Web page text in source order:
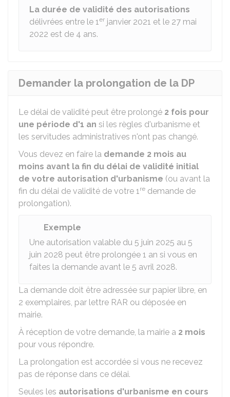
La durée de validité des autorisations
délivrées entre le 1er janvier 2021 et le 27 mai
2022 est de 4 ans.
Demander la prolongation de la DP
Le délai de validité peut être prolongé 2 fois pour
une période d'1 an si les règles d'urbanisme et
les servitudes administratives n'ont pas changé.
Vous devez en faire la demande 2 mois au
moins avant la fin du délai de validité initial
de votre autorisation d'urbanisme (ou avant la
fin du délai de validité de votre 1re demande de
prolongation).
Exemple
Une autorisation valable du 5 juin 2025 au 5
juin 2028 peut être prolongée 1 an si vous en
faites la demande avant le 5 avril 2028.
La demande doit être adressée sur papier libre, en
2 exemplaires, par lettre RAR ou déposée en
mairie.
À réception de votre demande, la mairie a 2 mois
pour vous répondre.
La prolongation est accordée si vous ne recevez
pas de réponse dans ce délai.
Seules les autorisations d'urbanisme en cours